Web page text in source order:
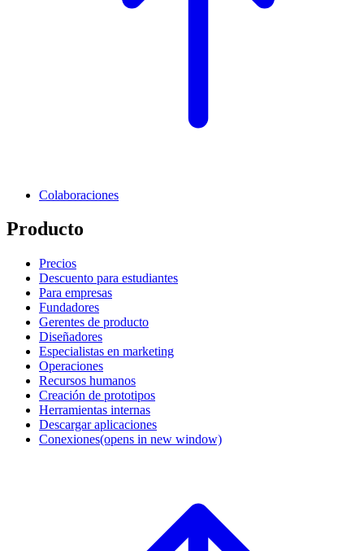
Colaboraciones
Producto
Precios
Descuento para estudiantes
Para empresas
Fundadores
Gerentes de producto
Diseñadores
Especialistas en marketing
Operaciones
Recursos humanos
Creación de prototipos
Herramientas internas
Descargar aplicaciones
Conexiones(opens in new window)